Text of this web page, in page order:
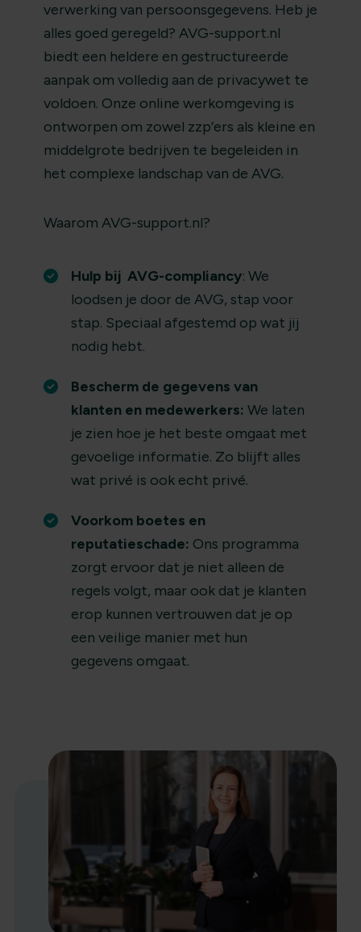
verwerking van persoonsgegevens. Heb je
alles goed geregeld? AVG-support.nl
biedt een heldere en gestructureerde
aanpak om volledig aan de privacywet te
voldoen. Onze online werkomgeving is
ontworpen om zowel zzp’ers als kleine en
middelgrote bedrijven te begeleiden in
het complexe landschap van de AVG.
Waarom AVG-support.nl?
Hulp bij AVG-compliancy: We
loodsen je door de AVG, stap voor
stap. Speciaal afgestemd op wat jij
nodig hebt.
Bescherm de gegevens van
klanten en medewerkers: We laten
je zien hoe je het beste omgaat met
gevoelige informatie. Zo blijft alles
wat privé is ook echt privé.
Voorkom boetes en
reputatieschade: Ons programma
zorgt ervoor dat je niet alleen de
regels volgt, maar ook dat je klanten
erop kunnen vertrouwen dat je op
een veilige manier met hun
gegevens omgaat.